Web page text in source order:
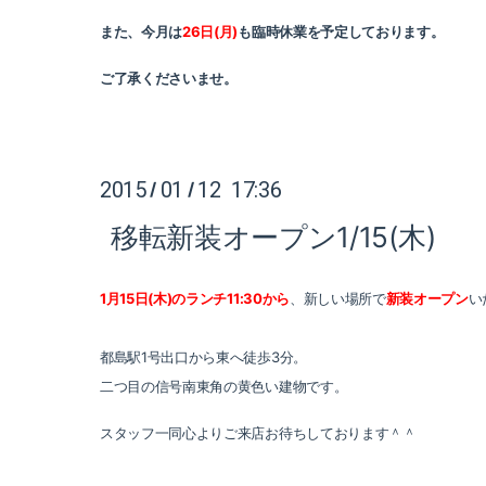
また、今月は26日(月)も臨時休業を予定しております。
ご了承くださいませ。
2015/ 01 / 12 17:36
移転新装オープン1/15(木)
1月15日(木)のランチ11:30から、新しい場所で新装オープンい
都島駅1号出口から東へ徒歩3分。
二つ目の信号南東角の黄色い建物です。
スタッフ一同心よりご来店お待ちしております＾＾